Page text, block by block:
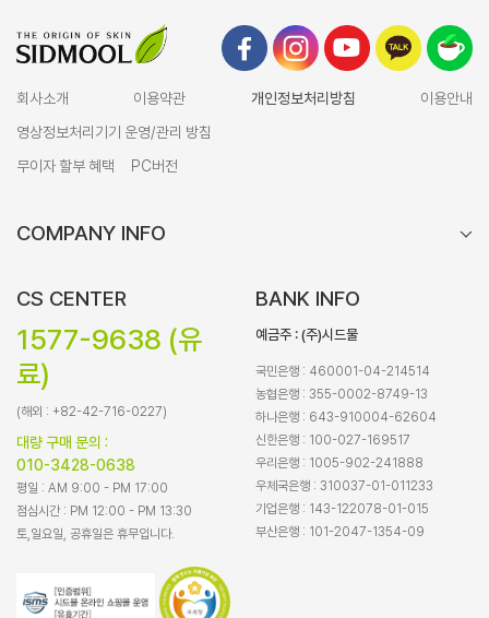
회사소개 이용약관 개인정보처리방침
이용안내
영상정보처리기기 운영/관리 방침
무이자 할부 혜택
PC버전
COMPANY INFO
CS CENTER
1577-9638 (유
료)
(해외 : +82-42-716-0227)
대량 구매 문의 :
010-3428-0638
평일 : AM 9:00 - PM 17:00
점심시간 : PM 12:00 - PM 13:30
토,일요일, 공휴일은 휴무입니다.
BANK INFO
예금주 : (주)시드물
국민은행 : 460001-04-214514
농협은행 : 355-0002-8749-13
하나은행 : 643-910004-62604
신한은행 : 100-027-169517
우리은행 : 1005-902-241888
우체국은행 : 310037-01-011233
기업은행 : 143-122078-01-015
부산은행 : 101-2047-1354-09